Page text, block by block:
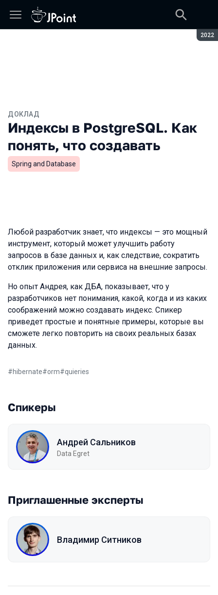
2022
ДОКЛАД
Индексы в PostgreSQL. Как
понять, что создавать
Spring and Database
Любой разработчик знает, что индексы — это мощный
инструмент, который может улучшить работу
запросов в базе данных и, как следствие, сократить
отклик приложения или сервиса на внешние запросы.
Но опыт Андрея, как ДБА, показывает, что у
разработчиков нет понимания, какой, когда и из каких
соображений можно создавать индекс. Спикер
приведет простые и понятные примеры, которые вы
сможете легко повторить на своих реальных базах
данных.
#hibernate#orm#quieries
Спикеры
Андрей Сальников
Data Egret
Приглашенные эксперты
Владимир Ситников